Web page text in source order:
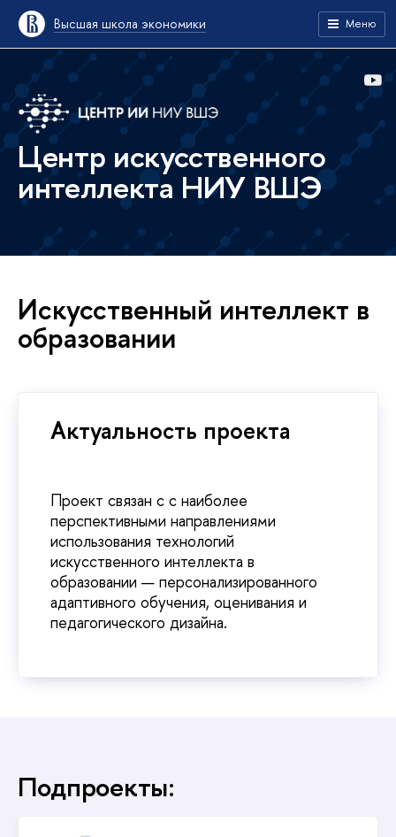
Высшая школа экономики Меню
Центр искусственного
интеллекта НИУ ВШЭ
Искусственный интеллект в
образовании
Актуальность проекта
Проект связан с с наиболее
перспективными направлениями
использования технологий
искусственного интеллекта в
образовании — персонализированного
адаптивного обучения, оценивания и
педагогического дизайна.
Подпроекты: